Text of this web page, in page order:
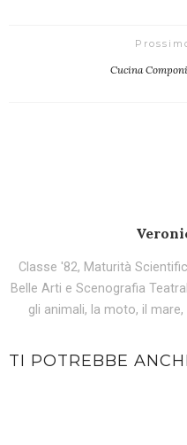
Cucina
Classe '82, Maturità
Belle Arti e Scenografia
gli animali, la moto, il
TI POTREBBE